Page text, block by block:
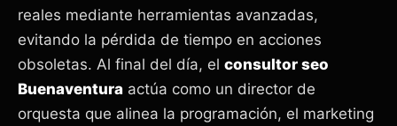
reales mediante herramientas avanzadas,
evitando la pérdida de tiempo en acciones
obsoletas. Al final del día, el consultor seo
Buenaventura actúa como un director de
orquesta que alinea la programación, el marketing